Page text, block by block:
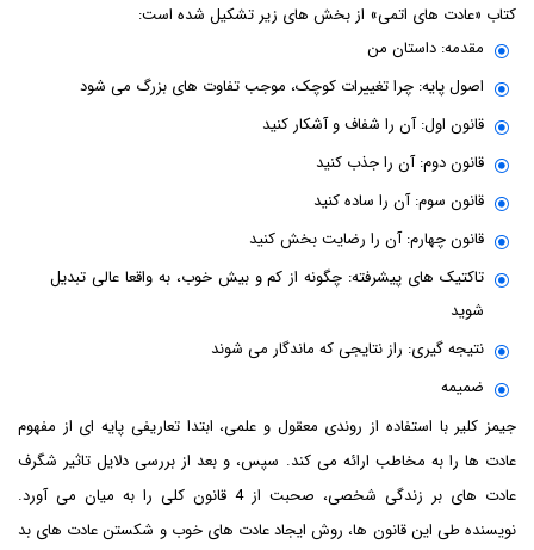
کتاب «عادت های اتمی» از بخش های زیر تشکیل شده است:
مقدمه: داستان من
اصول پایه: چرا تغییرات کوچک، موجب تفاوت های بزرگ می شود
قانون اول: آن را شفاف و آشکار کنید
قانون دوم: آن را جذب کنید
قانون سوم: آن را ساده کنید
قانون چهارم: آن را رضایت بخش کنید
تاکتیک های پیشرفته: چگونه از کم و بیش خوب، به واقعا عالی تبدیل
شوید
نتیجه گیری: راز نتایجی که ماندگار می شوند
ضمیمه
جیمز کلیر با استفاده از روندی معقول و علمی، ابتدا تعاریفی پایه ای از مفهوم
عادت ها را به مخاطب ارائه می کند. سپس، و بعد از بررسی دلایل تاثیر شگرف
عادت های بر زندگی شخصی، صحبت از 4 قانون کلی را به میان می آورد.
نویسنده طی این قانون ها، روش ایجاد عادت های خوب و شکستن عادت های بد